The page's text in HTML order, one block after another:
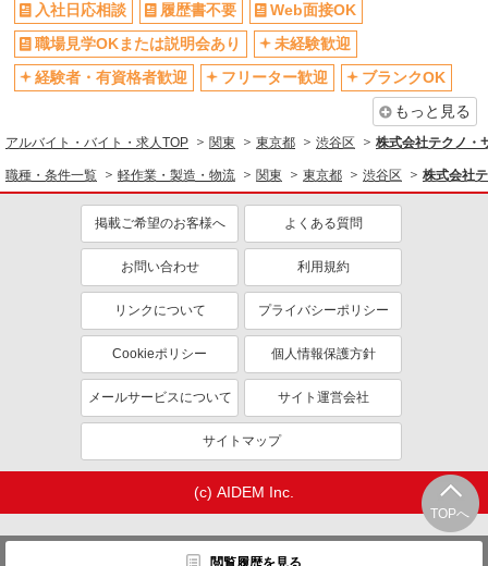
TOPへ
閲覧履歴を見る
入社日応相談
履歴書不要
Web面接OK
職場見学OKまたは説明会あり
未経験歓迎
経験者・有資格者歓迎
フリーター歓迎
ブランクOK
もっと見る
アルバイト・バイト・求人TOP 関東 東京都 渋谷区 株式会社テクノ・
職種・条件一覧 軽作業・製造・物流 関東 東京都 渋谷区 株式会社
掲載ご希望のお客様へ よくある質問
お問い合わせ 利用規約
リンクについて プライバシーポリシー
Cookieポリシー 個人情報保護方針
メールサービスについて サイト運営会社
サイトマップ
(c) AIDEM Inc.